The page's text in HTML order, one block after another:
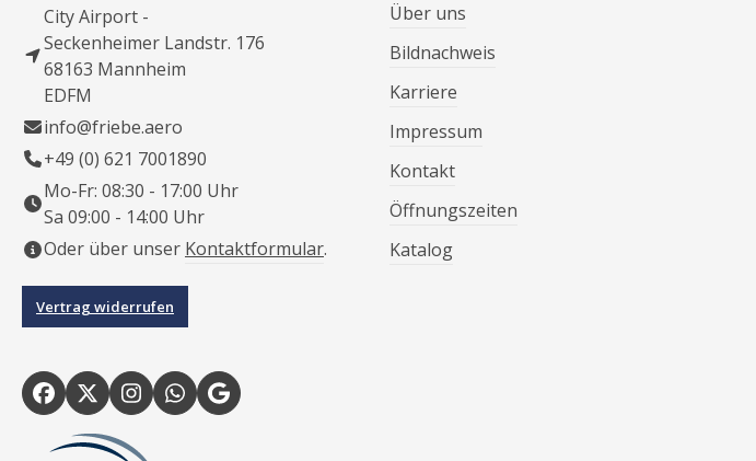
City Airport -
Seckenheimer Landstr. 176
68163 Mannheim
EDFM
info@friebe.aero
+49 (0) 621 7001890
Mo-Fr: 08:30 - 17:00 Uhr
Sa 09:00 - 14:00 Uhr
Oder über unser Kontaktformular.
Vertrag widerrufen
Über uns
Bildnachweis
Karriere
Impressum
Kontakt
Öffnungszeiten
Katalog